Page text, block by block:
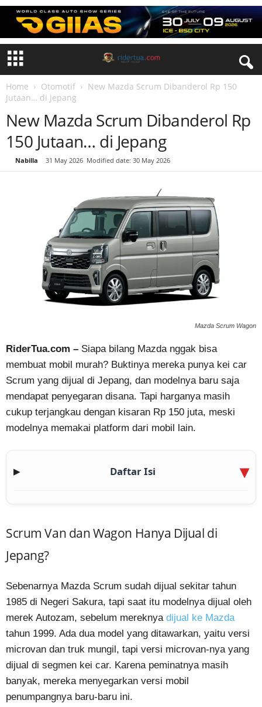
Home Otomotif
New Mazda Scrum Dibanderol Rp 150
Jutaan… di Jepang
New Mazda Scrum Dibanderol Rp
150 Jutaan… di Jepang
Nabilla 31 May 2026 Modified date: 30 May 2026
Mazda Scrum Wagon
RiderTua.com – Siapa bilang Mazda nggak bisa
membuat mobil murah? Buktinya mereka punya kei car
Scrum yang dijual di Jepang, dan modelnya baru saja
mendapat penyegaran disana. Tapi harganya masih
cukup terjangkau dengan kisaran Rp 150 juta, meski
modelnya memakai platform dari mobil lain.
▶ Daftar Isi
Scrum Van dan Wagon Hanya Dijual di
Jepang?
Sebenarnya Mazda Scrum sudah dijual sekitar tahun
1985 di Negeri Sakura, tapi saat itu modelnya dijual oleh
merek Autozam, sebelum mereknya dijual ke Mazda
tahun 1999. Ada dua model yang ditawarkan, yaitu versi
microvan dan truk mungil, tapi versi microvan-nya yang
dijual di segmen kei car. Karena peminatnya masih
banyak, mereka menyegarkan versi mobil
penumpangnya baru-baru ini.